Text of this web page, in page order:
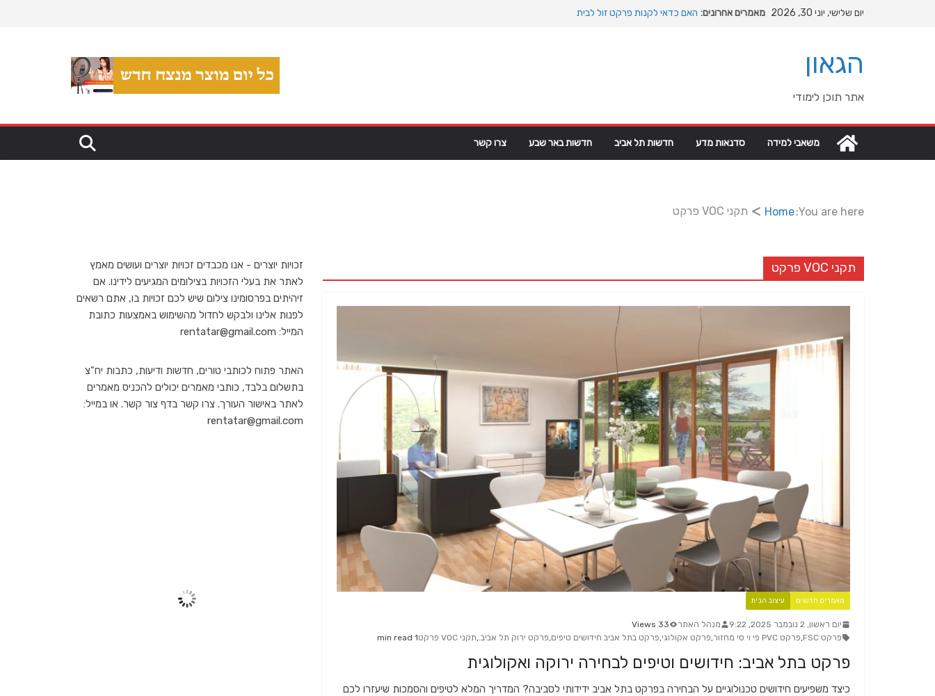
יום שלישי, יוני 30, 2026 מאמרים אחרונים: האם כדאי לקנות פרקט זול לבית
הגאון
אתר תוכן לימודי
משאבי למידה סדנאות מדע חדשות תל אביב חדשות באר שבע צרו קשר
You are here:
Home תקני VOC פרקט
תקני VOC פרקט
מאמרים חדשים עיצוב הבית
יום ראשון, 2 נובמבר 2025, 9:22 מנהל האתר
33 Views
פרקט FSC
,פרקט PVC פי וי סי מחזור ,פרקט אקולוגי,פרקט בתל אביב חידושים טיפים,פרקט ירוק תל אביב. ,תקני VOC פרקט 1 min read
פרקט בתל אביב: חידושים וטיפים לבחירה ירוקה ואקולוגית
כיצד משפיעים חידושים טכנולוגיים על הבחירה בפרקט בתל אביב ידידותי לסביבה? המדריך המלא לטיפים והסמכות שיעזרו לכם
זכויות יוצרים - אנו מכבדים זכויות יוצרים ועושים מאמץ
לאתר את בעלי הזכויות בצילומים המגיעים לידינו. אם
זיהיתים בפרסומינו צילום שיש לכם זכויות בו, אתם רשאים
לפנות אלינו ולבקש לחדול מהשימוש באמצעות כתובת
המייל: rentatar@gmail.com
האתר פתוח לכותבי טורים, חדשות ודיעות, כתבות יח"צ
בתשלום בלבד, כותבי מאמרים יכולים להכניס מאמרים
לאתר באישור העורך. צרו קשר בדף צור קשר. או במייל:
rentatar@gmail.com
59 %
1011 mb